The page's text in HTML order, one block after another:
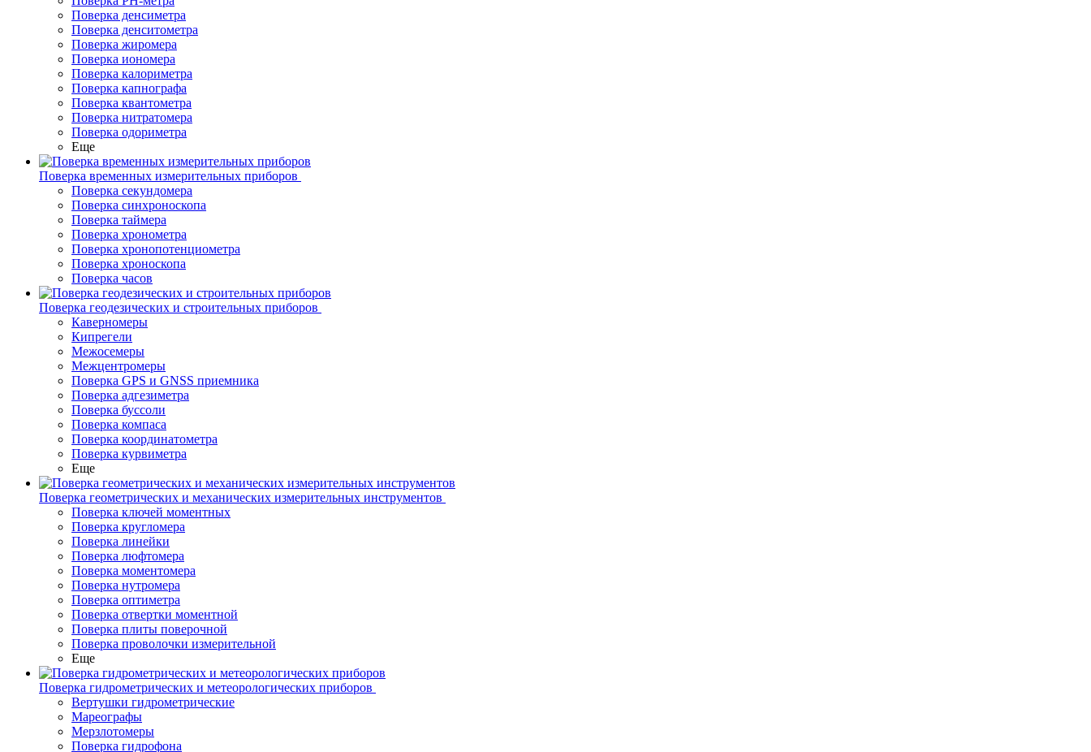
Поверка денсиметра
Поверка денситометра
Поверка жиромера
Поверка иономера
Поверка калориметра
Поверка капнографа
Поверка квантометра
Поверка нитратомера
Поверка одориметра
Еще
Поверка временных измерительных приборов
Поверка секундомера
Поверка синхроноскопа
Поверка таймера
Поверка хронометра
Поверка хронопотенциометра
Поверка хроноскопа
Поверка часов
Поверка геодезических и строительных приборов
Каверномеры
Кипрегели
Межосемеры
Межцентромеры
Поверка GPS и GNSS приемника
Поверка адгезиметра
Поверка буссоли
Поверка компаса
Поверка координатометра
Поверка курвиметра
Еще
Поверка геометрических и механических измерительных инструментов
Поверка ключей моментных
Поверка кругломера
Поверка линейки
Поверка люфтомера
Поверка моментомера
Поверка нутромера
Поверка оптиметра
Поверка отвертки моментной
Поверка плиты поверочной
Поверка проволочки измерительной
Еще
Поверка гидрометрических и метеорологических приборов
Вертушки гидрометрические
Мареографы
Мерзлотомеры
Поверка гидрофона